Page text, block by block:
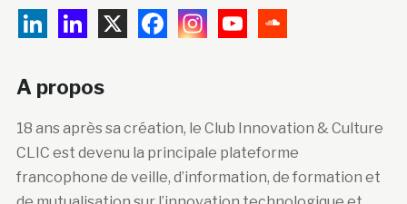
A propos
18 ans après sa création, le Club Innovation & Culture
CLIC est devenu la principale plateforme
francophone de veille, d’information, de formation et